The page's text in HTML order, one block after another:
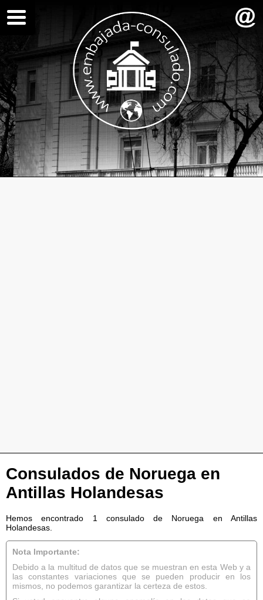
Consulados de Noruega en
Antillas Holandesas
Hemos encontrado 1 consulado de Noruega en Antillas
Holandesas.
Nota Importante:
Debido a la multitud de datos que se muestran en esta Web y a
las constantes variaciones que se pueden producir en los
mismos, no podemos garantizar la certeza de estos.